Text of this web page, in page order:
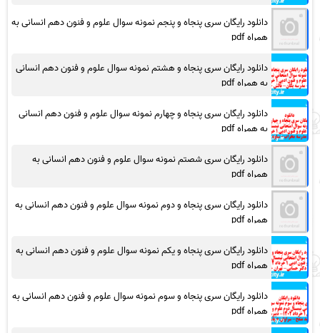
دانلود رایگان سری پنجاه و پنجم نمونه سوال علوم و فنون دهم انسانی به
همراه pdf
دانلود رایگان سری پنجاه و هشتم نمونه سوال علوم و فنون دهم انسانی
به همراه pdf
دانلود رایگان سری پنجاه و چهارم نمونه سوال علوم و فنون دهم انسانی
به همراه pdf
دانلود رایگان سری شصتم نمونه سوال علوم و فنون دهم انسانی به
همراه pdf
دانلود رایگان سری پنجاه و دوم نمونه سوال علوم و فنون دهم انسانی به
همراه pdf
دانلود رایگان سری پنجاه و یکم نمونه سوال علوم و فنون دهم انسانی به
همراه pdf
دانلود رایگان سری پنجاه و سوم نمونه سوال علوم و فنون دهم انسانی به
همراه pdf